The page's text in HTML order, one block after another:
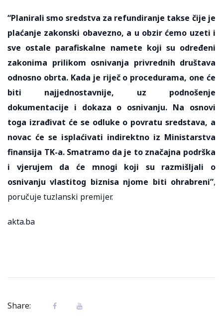
“Planirali smo sredstva za refundiranje takse čije je
plaćanje zakonski obavezno, a u obzir ćemo uzeti i
sve ostale parafiskalne namete koji su određeni
zakonima prilikom osnivanja privrednih društava
odnosno obrta. Kada je riječ o procedurama, one će
biti najjednostavnije, uz podnošenje
dokumentacije i dokaza o osnivanju. Na osnovi
toga izrađivat će se odluke o povratu sredstava, a
novac će se isplaćivati indirektno iz Ministarstva
finansija TK-a. Smatramo da je to značajna podrška
i vjerujem da će mnogi koji su razmišljali o
osnivanju vlastitog biznisa njome biti ohrabreni”,
poručuje tuzlanski premijer.
akta.ba
Share: